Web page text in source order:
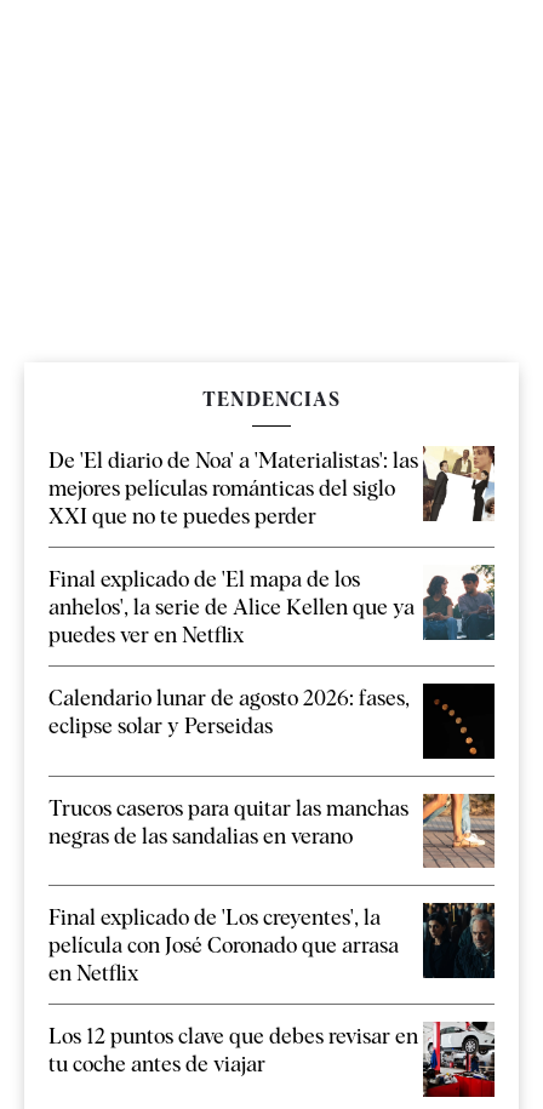
TENDENCIAS
De 'El diario de Noa' a 'Materialistas': las
mejores películas románticas del siglo
XXI que no te puedes perder
Final explicado de 'El mapa de los
anhelos', la serie de Alice Kellen que ya
puedes ver en Netflix
Calendario lunar de agosto 2026: fases,
eclipse solar y Perseidas
Trucos caseros para quitar las manchas
negras de las sandalias en verano
Final explicado de 'Los creyentes', la
película con José Coronado que arrasa
en Netflix
Los 12 puntos clave que debes revisar en
tu coche antes de viajar